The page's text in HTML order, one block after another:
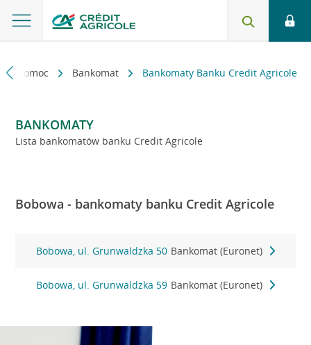
i pomoc Bankomat Bankomaty Banku Credit Agricole
BANKOMATY
Lista bankomatów banku Credit Agricole
Bobowa - bankomaty banku Credit Agricole
Bobowa, ul. Grunwaldzka 50 Bankomat (Euronet)
Bobowa, ul. Grunwaldzka 59 Bankomat (Euronet)